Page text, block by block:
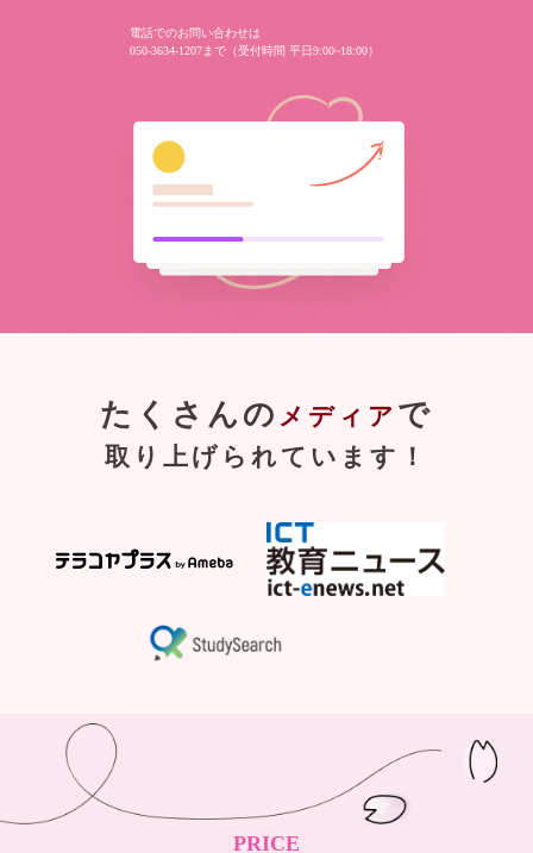
電話でのお問い合わせは
050-3634-1207まで（受付時間 平日9:00~18:00）
たくさんの メディア で
取り上げられています！
PRICE